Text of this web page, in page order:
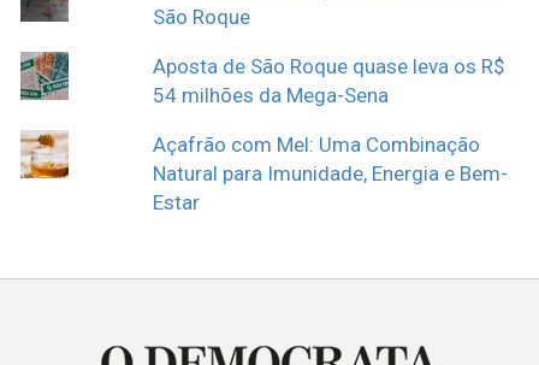
São Roque
Aposta de São Roque quase leva os R$
54 milhões da Mega-Sena
Açafrão com Mel: Uma Combinação
Natural para Imunidade, Energia e Bem-
Estar